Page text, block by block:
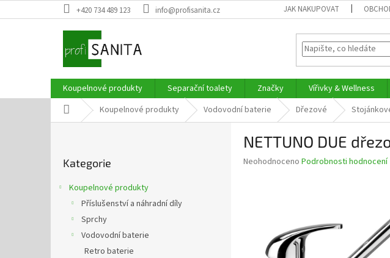
na
+420 734 489 123 info@profisanita.cz JAK NAKUPOVAT
Koupelnové produkty Separační toalety Značky Vířivky & Wellness
Domů Koupelnové produkty Vodovodní baterie Dřezové
kategorie
Kategorie
Koupelnové produkty
Příslušenství a náhradní díly
Sprchy
Vodovodní baterie
Retro baterie
NETTUNO DUE
Průměrné
hvězdiček.
Neohodnoceno Podrobnosti hodnocení